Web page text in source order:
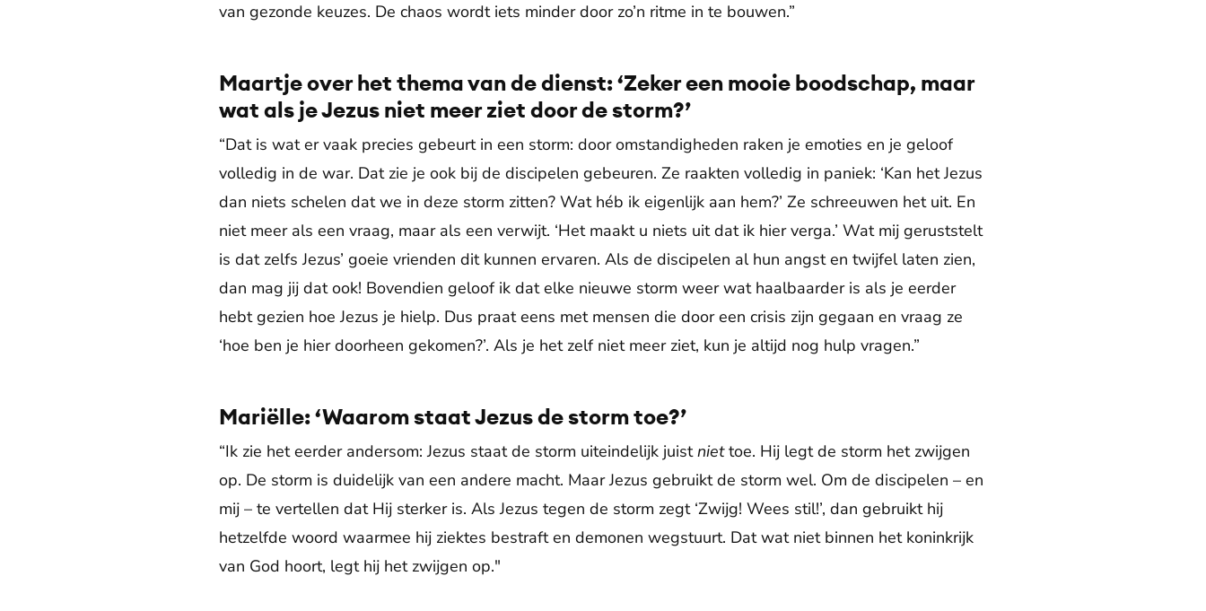
van gezonde keuzes. De chaos wordt iets minder door zo’n ritme in te bouwen.”
Maartje over het thema van de dienst: ‘Zeker een mooie boodschap, maar
wat als je Jezus niet meer ziet door de storm?’
“Dat is wat er vaak precies gebeurt in een storm: door omstandigheden raken je emoties en je geloof
volledig in de war. Dat zie je ook bij de discipelen gebeuren. Ze raakten volledig in paniek: ‘Kan het Jezus
dan niets schelen dat we in deze storm zitten? Wat héb ik eigenlijk aan hem?’ Ze schreeuwen het uit. En
niet meer als een vraag, maar als een verwijt. ‘Het maakt u niets uit dat ik hier verga.’ Wat mij geruststelt
is dat zelfs Jezus’ goeie vrienden dit kunnen ervaren. Als de discipelen al hun angst en twijfel laten zien,
dan mag jij dat ook! Bovendien geloof ik dat elke nieuwe storm weer wat haalbaarder is als je eerder
hebt gezien hoe Jezus je hielp. Dus praat eens met mensen die door een crisis zijn gegaan en vraag ze
‘hoe ben je hier doorheen gekomen?’. Als je het zelf niet meer ziet, kun je altijd nog hulp vragen.”
Mariëlle: ‘Waarom staat Jezus de storm toe?’
“Ik zie het eerder andersom: Jezus staat de storm uiteindelijk juistniettoe. Hij legt de storm het zwijgen
op. De storm is duidelijk van een andere macht. Maar Jezus gebruikt de storm wel. Om de discipelen – en
mij – te vertellen dat Hij sterker is. Als Jezus tegen de storm zegt ‘Zwijg! Wees stil!’, dan gebruikt hij
hetzelfde woord waarmee hij ziektes bestraft en demonen wegstuurt. Dat wat niet binnen het koninkrijk
van God hoort, legt hij het zwijgen op."